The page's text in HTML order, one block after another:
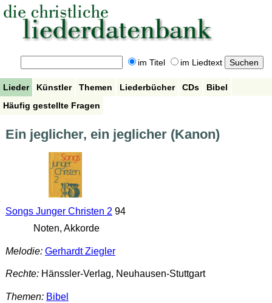
im Titel im Liedtext
Lieder Künstler Themen Liederbücher CDs
Bibel
Häufig gestellte Fragen
Ein jeglicher, ein jeglicher (Kanon)
Songs Junger Christen 2 94
Noten, Akkorde
Melodie: Gerhardt Ziegler
Rechte:Hänssler-Verlag, Neuhausen-Stuttgart
Themen: Bibel